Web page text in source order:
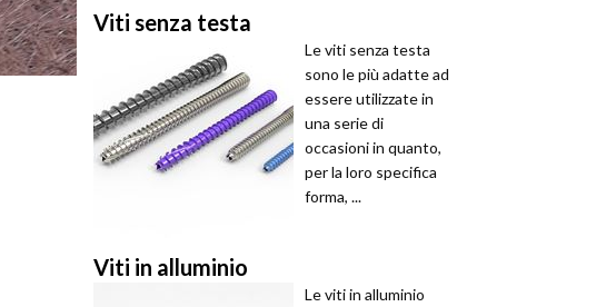
Viti senza testa
Le viti senza testa
sono le più adatte ad
essere utilizzate in
una serie di
occasioni in quanto,
per la loro specifica
forma, ...
Viti in alluminio
Le viti in alluminio